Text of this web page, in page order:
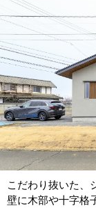
こだわり抜いた、
壁に木部や十字格